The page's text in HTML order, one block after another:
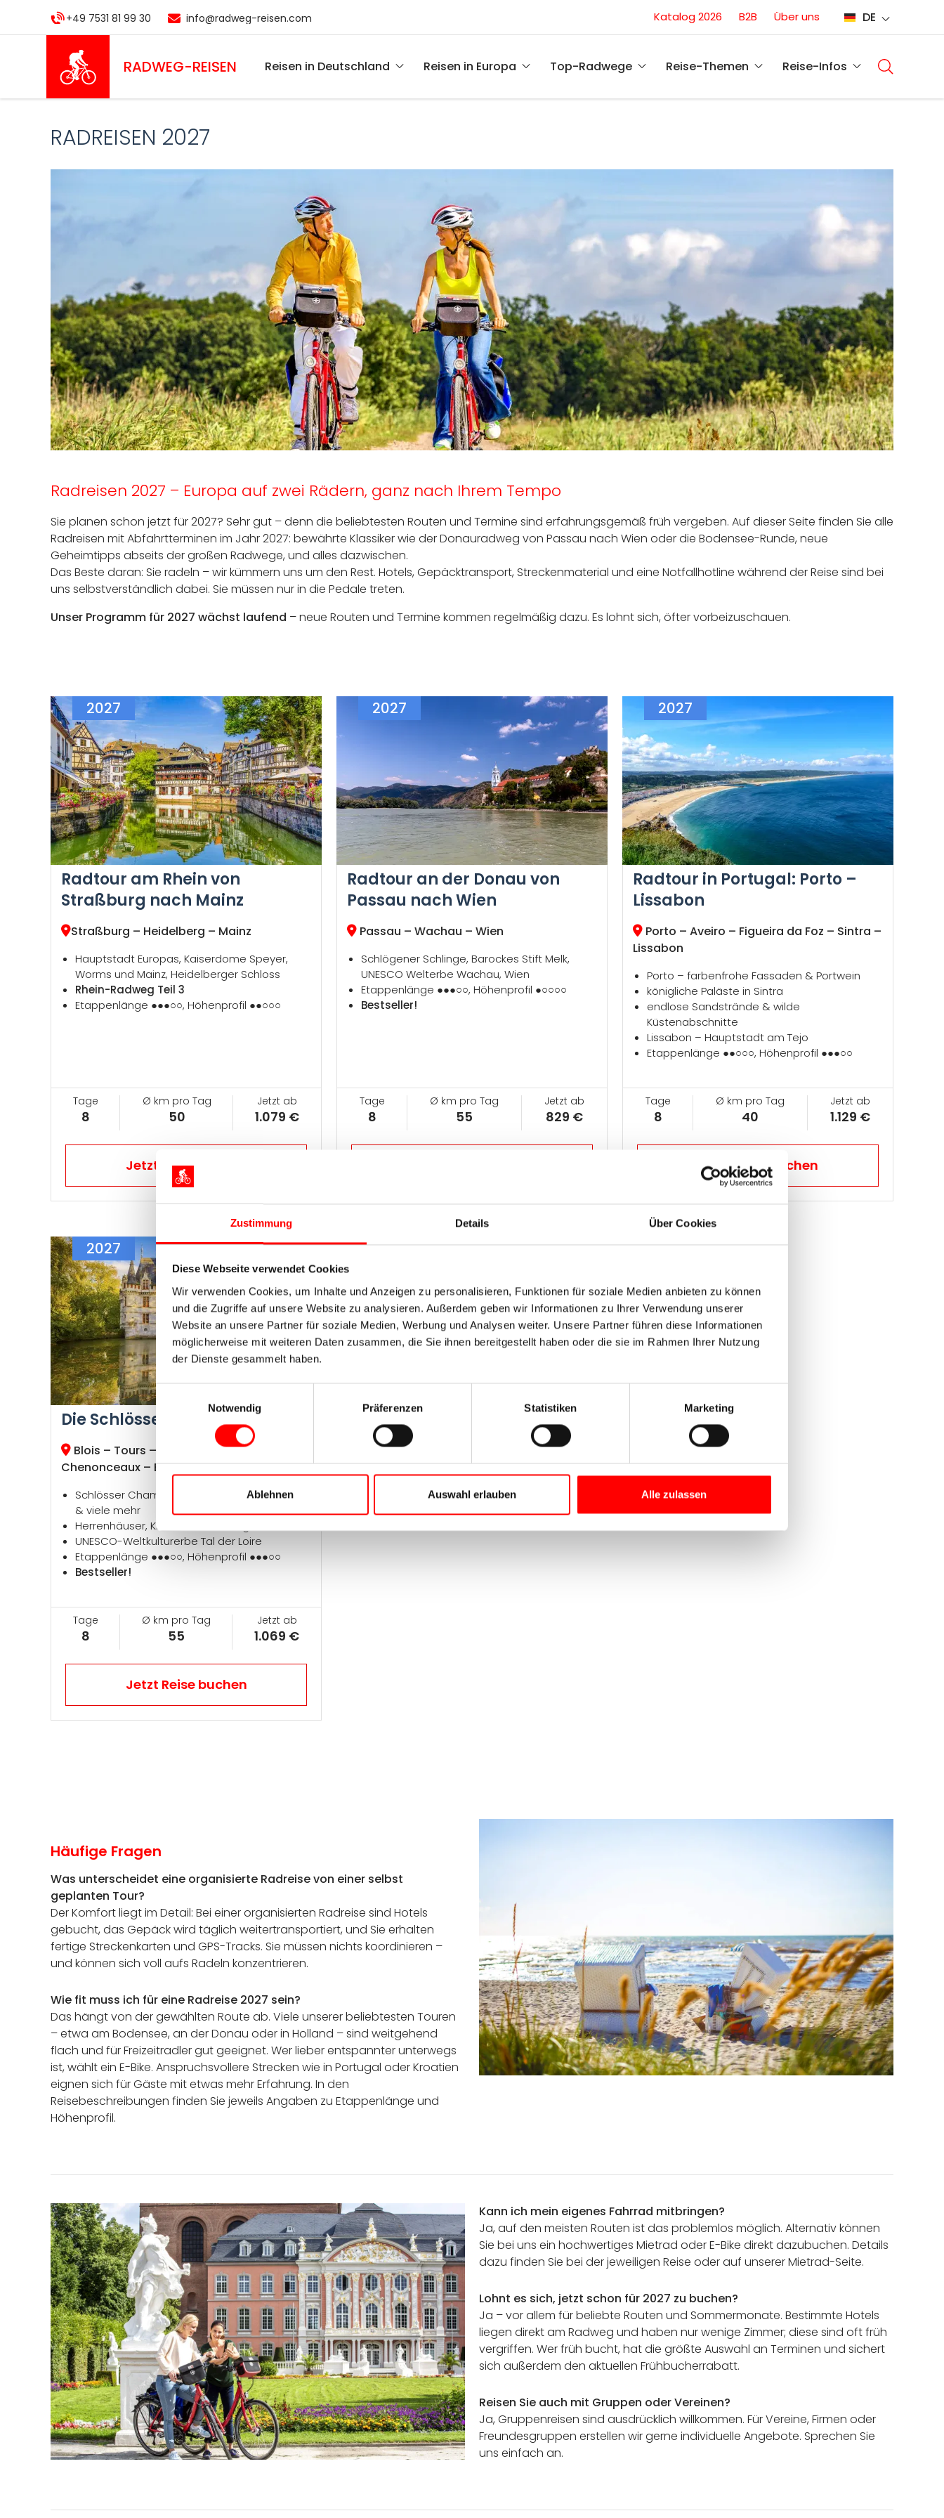
Zustimmung Details Über Cookies
Diese Webseite verwendet Cookies
Wir verwenden Cookies, um Inhalte und Anzeigen zu personalisieren, Funktionen für soziale Medien anbieten zu können
und die Zugriffe auf unsere Website zu analysieren. Außerdem geben wir Informationen zu Ihrer Verwendung unserer
Website an unsere Partner für soziale Medien, Werbung und Analysen weiter. Unsere Partner führen diese Informationen
möglicherweise mit weiteren Daten zusammen, die Sie ihnen bereitgestellt haben oder die sie im Rahmen Ihrer Nutzung
der Dienste gesammelt haben.
Einwilligungsauswahl
Notwendig
Präferenzen Statistiken Marketing
Ablehnen Auswahl erlauben Alle zulassen
Inhalt
+49 7531 81 99 30 info@radweg-reisen.com
Conversion
(DE)
Katalog 2026 B2B Über uns DE
RADWEG-REISEN Reisen in Deutschland Reisen in Europa Top-Radwege Reise-Themen Reise-Infos
RADREISEN 2027
Radreisen 2027 – Europa auf zwei Rädern, ganz nach Ihrem Tempo
Sie planen schon jetzt für 2027? Sehr gut – denn die beliebtesten Routen und Termine sind erfahrungsgemäß früh vergeben. Auf dieser Seite finden Sie alle
Radreisen mit Abfahrtterminen im Jahr 2027: bewährte Klassiker wie der Donauradweg von Passau nach Wien oder die Bodensee-Runde, neue
Geheimtipps abseits der großen Radwege, und alles dazwischen.
Das Beste daran: Sie radeln – wir kümmern uns um den Rest. Hotels, Gepäcktransport, Streckenmaterial und eine Notfallhotline während der Reise sind bei
uns selbstverständlich dabei. Sie müssen nur in die Pedale treten.
Unser Programm für 2027 wächst laufend – neue Routen und Termine kommen regelmäßig dazu. Es lohnt sich, öfter vorbeizuschauen.
2027
Radtour am Rhein von
Straßburg nach Mainz
Straßburg – Heidelberg – Mainz
Hauptstadt Europas, Kaiserdome Speyer,
Worms und Mainz, Heidelberger Schloss
Rhein-Radweg Teil 3
Etappenlänge ●●●○○, Höhenprofil ●●○○○
Tage
8
Ø km pro Tag
50
Jetzt ab
1.079 €
Jetzt Reise buchen
2027
Radtour an der Donau von
Passau nach Wien
Passau – Wachau – Wien
Schlögener Schlinge, Barockes Stift Melk,
UNESCO Welterbe Wachau, Wien
Etappenlänge ●●●○○, Höhenprofil ●○○○○
Bestseller!
Tage
8
Ø km pro Tag
55
Jetzt ab
829 €
2027
Radtour in Portugal: Porto –
Lissabon
Porto – Aveiro – Figueira da Foz – Sintra –
Lissabon
Porto – farbenfrohe Fassaden & Portwein
königliche Paläste in Sintra
endlose Sandstrände & wilde
Küstenabschnitte
Lissabon – Hauptstadt am Tejo
Etappenlänge ●●○○○, Höhenprofil ●●●○○
Tage
8
Ø km pro Tag
40
Jetzt ab
1.129 €
Jetzt Reise buchen
2027
Die Schlösser der Loire per Rad
Blois – Tours – Azay-le-Rideau –
Chenonceaux – Blois
Schlösser Chambord, Amboise, Chenonceau
& viele mehr
Herrenhäuser, Klöster & Weinberge
UNESCO-Weltkulturerbe Tal der Loire
Etappenlänge ●●●○○, Höhenprofil ●●●○○
Bestseller!
Tage
8
Ø km pro Tag
55
Jetzt ab
1.069 €
Jetzt Reise buchen
Häufige Fragen
Was unterscheidet eine organisierte Radreise von einer selbst
geplanten Tour?
Der Komfort liegt im Detail: Bei einer organisierten Radreise sind Hotels
gebucht, das Gepäck wird täglich weitertransportiert, und Sie erhalten
fertige Streckenkarten und GPS-Tracks. Sie müssen nichts koordinieren –
und können sich voll aufs Radeln konzentrieren.
Wie fit muss ich für eine Radreise 2027 sein?
Das hängt von der gewählten Route ab. Viele unserer beliebtesten Touren
– etwa am Bodensee, an der Donau oder in Holland – sind weitgehend
flach und für Freizeitradler gut geeignet. Wer lieber entspannter unterwegs
ist, wählt ein E-Bike. Anspruchsvollere Strecken wie in Portugal oder Kroatien
eignen sich für Gäste mit etwas mehr Erfahrung. In den
Reisebeschreibungen finden Sie jeweils Angaben zu Etappenlänge und
Höhenprofil.
Kann ich mein eigenes Fahrrad mitbringen?
Ja, auf den meisten Routen ist das problemlos möglich. Alternativ können
Sie bei uns ein hochwertiges Mietrad oder E-Bike direkt dazubuchen. Details
dazu finden Sie bei der jeweiligen Reise oder auf unserer Mietrad-Seite.
Lohnt es sich, jetzt schon für 2027 zu buchen?
Ja – vor allem für beliebte Routen und Sommermonate. Bestimmte Hotels
liegen direkt am Radweg und haben nur wenige Zimmer; diese sind oft früh
vergriffen. Wer früh bucht, hat die größte Auswahl an Terminen und sichert
sich außerdem den aktuellen Frühbucherrabatt.
Reisen Sie auch mit Gruppen oder Vereinen?
Ja, Gruppenreisen sind ausdrücklich willkommen. Für Vereine, Firmen oder
Freundesgruppen erstellen wir gerne individuelle Angebote. Sprechen Sie
uns einfach an.